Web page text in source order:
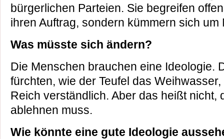
bürgerlichen Parteien. Sie begreifen
ihren Auftrag, sondern kümmern sich
Was müsste sich ändern?
Die Menschen brauchen eine Ideologie.
fürchten, wie der Teufel das
Reich verständlich. Aber das heißt nicht,
ablehnen muss.
Wie könnte eine gute Ideologie